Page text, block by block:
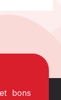
bons